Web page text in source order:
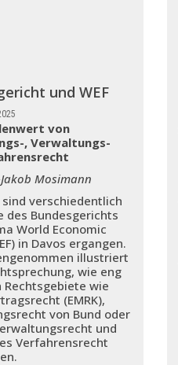
und WEF
von
, Verwaltungs-
Mosimann
sind verschiedentlich
des Bundesgerichts
World Economic
in Davos ergangen.
illustriert
wie eng
Rechtsgebiete wie
(EMRK),
von Bund oder
und
Verfahrensrecht